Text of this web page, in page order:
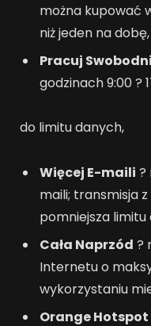
można kupować
niż jeden na dobę,
Pracuj
godzinach 9:00 ?
do limitu danych,
Więcej E-maili ?
maili; transmisja
pomniejsza limitu
Cała Naprzód ?
Internetu o
wykorzystaniu
Orange Hotspot